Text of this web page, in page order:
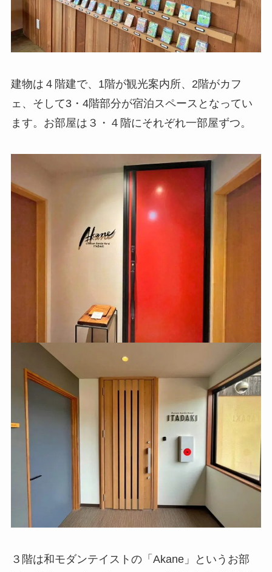
建物は４階建で、1階が観光案内所、2階がカフ
ェ、そして3・4階部分が宿泊スペースとなってい
ます。お部屋は３・４階にそれぞれ一部屋ずつ。
３階は和モダンテイストの「Akane」というお部